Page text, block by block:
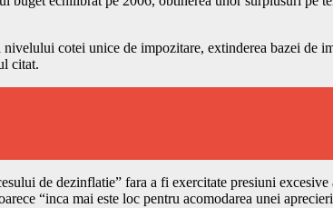
cotei unice de impozitare, extinderea bazei de
citat.
de dezinflatie” fara a fi exercitate presiuni
“inca mai este loc pentru acomodarea unei